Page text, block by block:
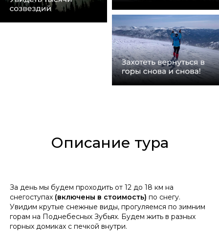
Описание тура
За день мы будем проходить от 12 до 18 км на
снегоступах (включены в стоимость) по снегу.
Увидим крутые снежные виды, прогуляемся по зимним
горам на Поднебесных Зубьях. Будем жить в разных
горных домиках с печкой внутри.